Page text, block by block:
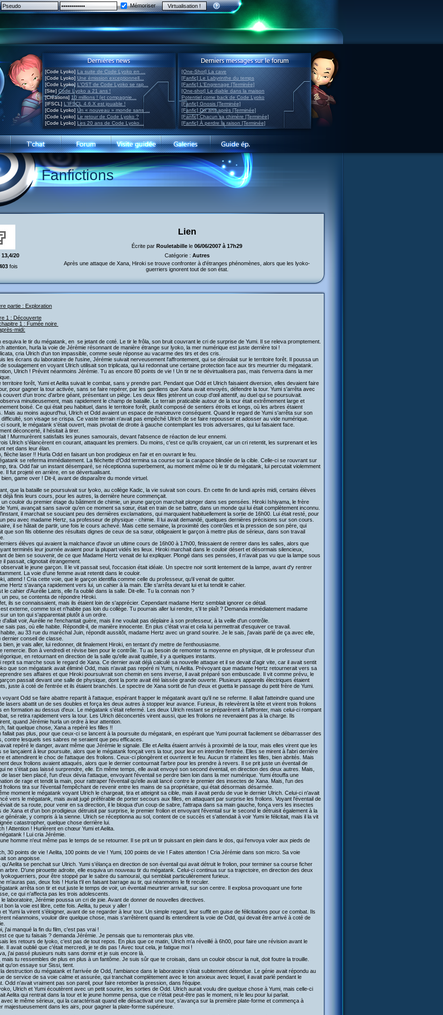
Mémoriser
[Code Lyoko] La suite de Code Lyoko en ...
[Code Lyoko] Une émission exceptionnell...
[Code Lyoko] L'OST de Code Lyoko se rap...
[Site] Code Lyoko a 21 ans !
[Créations] 10 millions ! (et compagnie...
[IFSCL] L'IFSCL 4.6.X est jouable !
[Code Lyoko] Un « nouveau » monde sans ...
[Code Lyoko] Le retour de Code Lyoko ?
[Code Lyoko] Les 20 ans de Code Lyoko...
[One-Shot] La cave
[Fanfic] Le Labyrinthe du temps
[Fanfic] L'Engrenage [Terminée]
[One-shot] Le diable dans la maison
Potentiel come back de Code Lyoko
[Fanfic] Gnosis [Terminée]
[Fanfic] Dix ans après [Terminée]
[Fanfic] Chacun sa chimère [Terminée]
[Fanfic] À perdre la raison [Terminée]
Fanfictions
Lien
Écrite par Rouletabille le 06/06/2007 à 17h29
13,4/20 Catégorie : Autres
fois
Après une attaque de Xana, Hiroki se trouve confronter à d'étranges phénomènes, alors que les lyoko-
guerriers ignorent tout de son état.
partie : Exploration
1 : Découverte
1 : Fumée noire
midi:
esquiva le tir du mégatank, en se jetant de coté. Le tir le frôla, son bruit couvrant le cri de surprise de Yumi. Il se releva promptement.
attention, hurla la voie de Jérémie résonnant de manière étrange sur lyoko, la mer numérique est juste derrière toi !
cria Ulrich d'un ton impassible, comme seule réponse au vacarme des tirs et des cris.
les écrans du laboratoire de l'usine, Jérémie suivait nerveusement l'affrontement, qui se déroulait sur le territoire forêt. Il poussa un
soulagement en voyant Ulrich utilisait son triplicata, qui lui redonnait une certaine protection face aux tirs meurtrier du mégatank.
Ulrich ! Prévint néanmoins Jérémie. Tu as encore 80 points de vie ! Un tir ne te dévirtualisera pas, mais t'enverra dans la mer
territoire forêt, Yumi et Aelita suivait le combat, sans y prendre part. Pendant que Odd et Ulrich faisaient diversion, elles devaient faire
pour gagner la tour activée, sans se faire repérer, par les gardiens que Xana avait envoyés, défendre la tour. Yumi s'arrêta avec
couvert d'un tronc d'arbre géant, présentant un piège. Les deux filles jetèrent un coup d'œil attentif, au duel qui se poursuivait.
minutieusement, mais rapidement le champ de bataille. Le terrain praticable autour de la tour était extrêmement large et
boisé. Ce qui était peu habituel, dans le territoire forêt, plutôt composé de sentiers étroits et longs, où les arbres étaient
Mais au moins aujourd'hui, Ulrich et Odd avaient un espace de manœuvre conséquent. Quand le regard de Yumi s'arrêta sur son
difficulté, son visage se crispa. Ce vaste terrain n'avait pas empêché Ulrich de se faire repousser et adosser au vide numérique.
ci sourit, le mégatank s'était ouvert, mais pivotait de droite à gauche contemplant les trois adversaires, qui lui faisaient face.
déconcerté, il hésitait à tirer.
! Murmurèrent satisfaits les jeunes samouraïs, devant l'absence de réaction de leur ennemi.
Ulrich s'élancèrent en courant, attaquant les premiers. Du moins, c'est ce qu'ils croyaient, car un cri retentit, les surprenant et les
net dans leur élan.
flèche laser !! Hurla Odd en faisant un bon prodigieux en l'air et en ouvrant le feu.
se referma immédiatement. La fléchette d'Odd termina sa course sur la carapace blindée de la cible. Celle-ci se rouvrant sur
tira. Odd l'air un instant désemparé, se réceptionna superbement, au moment même où le tir du mégatank, lui percutait violemment
Il fut projeté en arrière, en se dévertualisant.
bien, game over ! Dit-il, avant de disparaître du monde virtuel.
que la bataille se poursuivait sur lyoko, au collège Kadic, la vie suivait son cours. En cette fin de lundi après midi, certains élèves
déjà finis leurs cours, pour les autres, la dernière heure commençait.
un couloir du premier étage du bâtiment de chimie, un jeune garçon marchait plonger dans ses pensées. Hiroki Ishiyama, le frère
Yumi, avançait sans savoir qu'en ce moment sa sœur, était en train de se battre, dans un monde qui lui était complètement inconnu.
il marchait se souciant peu des dernières exclamations, qui marquaient habituellement la sortie de 16h00. Lui était resté, pour
peu avec madame Hertz, sa professeur de physique - chimie. Il lui avait demandé, quelques dernières précisions sur son cours.
il se hâtait de partir, une fois le cours achevé. Mais cette semaine, la proximité des contrôles et la pression de son père, qui
que son fils obtienne des résultats dignes de ceux de sa sœur, obligeaient le garçon à mettre plus de sérieux, dans son travail
élèves qui avaient la malchance d'avoir un ultime cours de 16h00 à 17h00, finissaient de rentrer dans les salles, alors que
terminés leur journée avaient pour la plupart vidés les lieux. Hiroki marchait dans le couloir désert et désormais silencieux,
de bien se souvenir, de ce que Madame Hertz venait de lui expliquer. Plongé dans ses pensées, il n'avait pas vu que la lampe sous
il passait, clignotait étrangement.
observait le jeune garçon. Il le vit passait seul, l'occasion était idéale. Un spectre noir sortit lentement de la lampe, avant d'y rentrer
La voie d'une femme avait retentit dans le couloir.
attend ! Cria cette voie, que le garçon identifia comme celle du professeur, qu'il venait de quitter.
Hertz s'avança rapidement vers lui, un cahier à la main. Elle s'arrêta devant lui et lui tendit le cahier.
le cahier d'Aurélie Latris, elle l'a oublié dans la salle. Dit-elle. Tu la connais non ?
un peu, se contenta de répondre Hiroki.
ils se connaissaient, mais ils étaient loin de s'apprécier. Cependant madame Hertz semblait ignorer ce détail.
externe, comme toi et n'habite pas loin du collège. Tu pourrais aller lui rendre, s'il te plaît ? Demanda immédiatement madame
un ton qui s'apparentait plutôt à un ordre.
d'allait voir, Aurélie ne l'enchantait guère, mais il ne voulait pas déplaire à son professeur, à la veille d'un contrôle.
sais pas, où elle habite. Répondit-il, de manière innocente. En plus c'était vrai et cela lui permettrait d'esquiver ce travail.
au 33 rue du maréchal Juin, répondit aussitôt, madame Hertz avec un grand sourire. Je le sais, j'avais parlé de ça avec elle,
dernier conseil de classe.
bien, je vais aller, lui redonner, dit finalement Hiroki, en tentant d'y mettre de l'enthousiasme.
remercie. Bon à vendredi et révise bien pour le contrôle. Tu as besoin de remonter ta moyenne en physique, dit le professeur d'un
en retournant en direction de la salle qu'elle avait quittée, il y a quelques instants.
reprit sa marche sous le regard de Xana. Ce dernier avait déjà calculé sa nouvelle attaque et il se devait d'agir vite, car il avait sentit
que son mégatank avait éliminé Odd, mais n'avait pas repéré ni Yumi, ni Aelita. Prévoyant que madame Hertz retournerait vers sa
ses affaires et que Hiroki poursuivrait son chemin en sens inverse, il avait préparé son embuscade. Il vit comme prévu, le
passait devant une salle de physique, dont la porte avait été laissée grande ouverte. Plusieurs appareils électriques étaient
juste à coté de l'entrée et ils étaient branchés. Le spectre de Xana sortit de l'un d'eux et guetta le passage du petit frère de Yumi.
voyant Odd se faire abattre repartit à l'attaque, espérant frapper le mégatank avant qu'il ne se referme. Il allait l'atteindre quand une
lasers abattit un de ses doubles et força les deux autres à stopper leur avance. Furieux, ils relevèrent la tête et virent trois frolions
en formation au dessus d'eux. Le mégatank s'était refermé. Les deux Ulrich restant se préparèrent à l'affronter, mais celui-ci rompant
se retira rapidement vers la tour. Les Ulrich déconcertés virent aussi, que les frolions ne revenaient pas à la charge. Ils
quand Jérémie hurla un ordre à leur attention.
fait quelque chose, Xana a repéré les filles !!
fallait pas plus, pour que ceux-ci se lancent à la poursuite du mégatank, en espérant que Yumi pourrait facilement se débarrasser des
contre lesquels ses sabres ne seraient que peu efficaces.
repéré le danger, avant même que Jérémie le signale. Elle et Aelita étaient arrivés à proximité de la tour, mais elles virent que les
se lançaient à leur poursuite, alors que le mégatank fonçait vers la tour, pour leur en interdire l'entrée. Elles se mirent à l'abri derrière
et attendirent le choc de l'attaque des frolions. Ceux-ci plongèrent et ouvrirent le feu. Aucun tir n'atteint les filles, bien abrités. Mais
deux frolions avaient attaqués, alors que le dernier contournait l'arbre pour les prendre à revers. Il se prit juste un éventail de
ne s'était pas laissé surprendre, elle. En même temps, elle avait envoyé son second éventail, en direction des deux autres. Mais,
de laser bien placé, l'un d'eux dévia l'attaque, envoyant l'éventail se perdre bien loin dans la mer numérique. Yumi étouffa une
de rage et tendit la main, pour rattraper l'éventail qu'elle avait lancé contre le premier des insectes de Xana. Mais, l'un des
frolions tira sur l'éventail l'empêchant de revenir entre les mains de sa propriétaire, qui était désormais désarmée.
moment le mégatank voyant Ulrich le chargeait, tira et atteignit sa cible, mais il avait perdu de vue le dernier Ulrich. Celui-ci n'avait
vers le mégatank, mais avait jugé préférable de porter secours aux filles, en attaquant par surprise les frolions. Voyant l'éventail de
de sa route, pour venir en sa direction, il le bloqua d'un coup de sabre, l'attrapa dans sa main gauche, fonça vers les insectes
de Xana et d'un bon prodigieux détruisit par surprise, le premier frolion et envoyant l'éventail sur le second le détruisit également à la
générale, y compris à la sienne. Ulrich se réceptionna au sol, content de ce succès et s'attendait à voir Yumi le félicitait, mais il la vit
catastropher, quelque chose derrière lui.
! Attention ! Hurlèrent en chœur Yumi et Aelita.
! Lui cria Jérémie.
homme n'eut même pas le temps de se retourner. Il se prit un tir puissant en plein dans le dos, qui l'envoya voler aux pieds de
30 points de vie ! Aelita, 100 points de vie ! Yumi, 100 points de vie ! Faites attention ! Cria Jérémie dans son micro. Sa voie
son angoisse.
qu'Aelita se penchait sur Ulrich. Yumi s'élança en direction de son éventail qui avait détruit le frolion, pour terminer sa course ficher
arbre. D'une pirouette adroite, elle esquiva un nouveau tir du mégatank. Celui-ci continua sur sa trajectoire, en direction des deux
pour être stoppé par le sabre du samouraï, qui semblait particulièrement furieux.
m'auras pas, deux fois ! Hurla t'il en faisant barrage au tir, qui néanmoins le fit reculer.
arrêta son tir et eut juste le temps de voir, un éventail meurtrier arrivait, sur son centre. Il explosa provoquant une forte
ce qui n'affecta pas les trois adolescents.
le laboratoire, Jérémie poussa un cri de joie. Avant de donner de nouvelles directives.
bon la voie est libre, cette fois. Aelita, tu peux y aller !
et Yumi la virent s'éloigner, avant de se regarder à leur tour. Un simple regard, leur suffit en guise de félicitations pour ce combat. Ils
néanmoins, vouloir dire quelque chose, mais s'arrêtèrent quand ils entendirent la voie de Odd, qui devait être arrivé à coté de
j'ai manqué la fin du film, c'est pas vrai !
ce que tu faisais ? demanda Jérémie. Je pensais que tu remonterais plus vite.
les retours de lyoko, c'est pas de tout repos. En plus que ce matin, Ulrich m'a réveillé à 6h00, pour faire une révision avant le
Il avait oublié que c'était mercredi, je te dis pas ! Avec tout cela, je fatigue moi !
j'ai passé plusieurs nuits sans dormir et je suis encore là.
mais tu ressembles de plus en plus à un fantôme. Je suis sûr que te croisais, dans un couloir obscur la nuit, doit foutre la trouille.
qu'on essaye sur Sissi, tient.
destruction du mégatank et l'arrivée de Odd, l'ambiance dans le laboratoire s'était subitement détendue. Le génie avait répondu au
de service de sa voie calme et assurée, qui tranchait complètement avec le ton anxieux avec lequel, il avait parlé pendant le
Odd n'avait vraiment pas son pareil, pour faire retomber la pression, dans l'équipe.
Ulrich et Yumi écoutèrent avec un petit sourire, les sorties de Odd. Ulrich aurait voulu dire quelque chose à Yumi, mais celle-ci
Aelita qui rentrait dans la tour et le jeune homme pensa, que ce n'était peut-être pas le moment, ni le lieu pour lui parlait.
avec le même sérieux, qui la caractérisait quand elle désactivait une tour, s'avança sur la première plate-forme et commença à
majestueusement dans les airs, pour gagner la plate-forme supérieure.